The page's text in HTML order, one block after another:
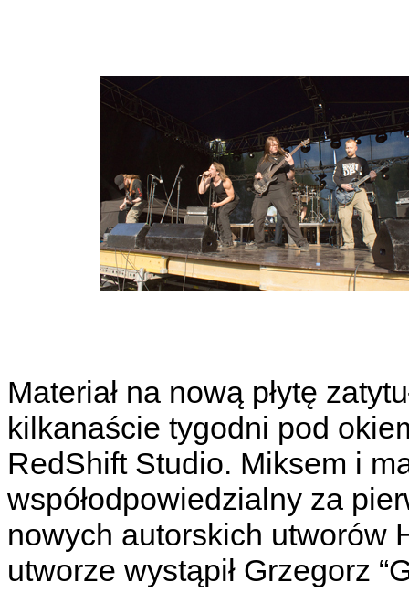
Materiał na nową płytę
kilkanaście tygodni pod
RedShift Studio. Miksem i
współodpowiedzialny za
nowych autorskich utworów
utworze wystąpił Grzegorz